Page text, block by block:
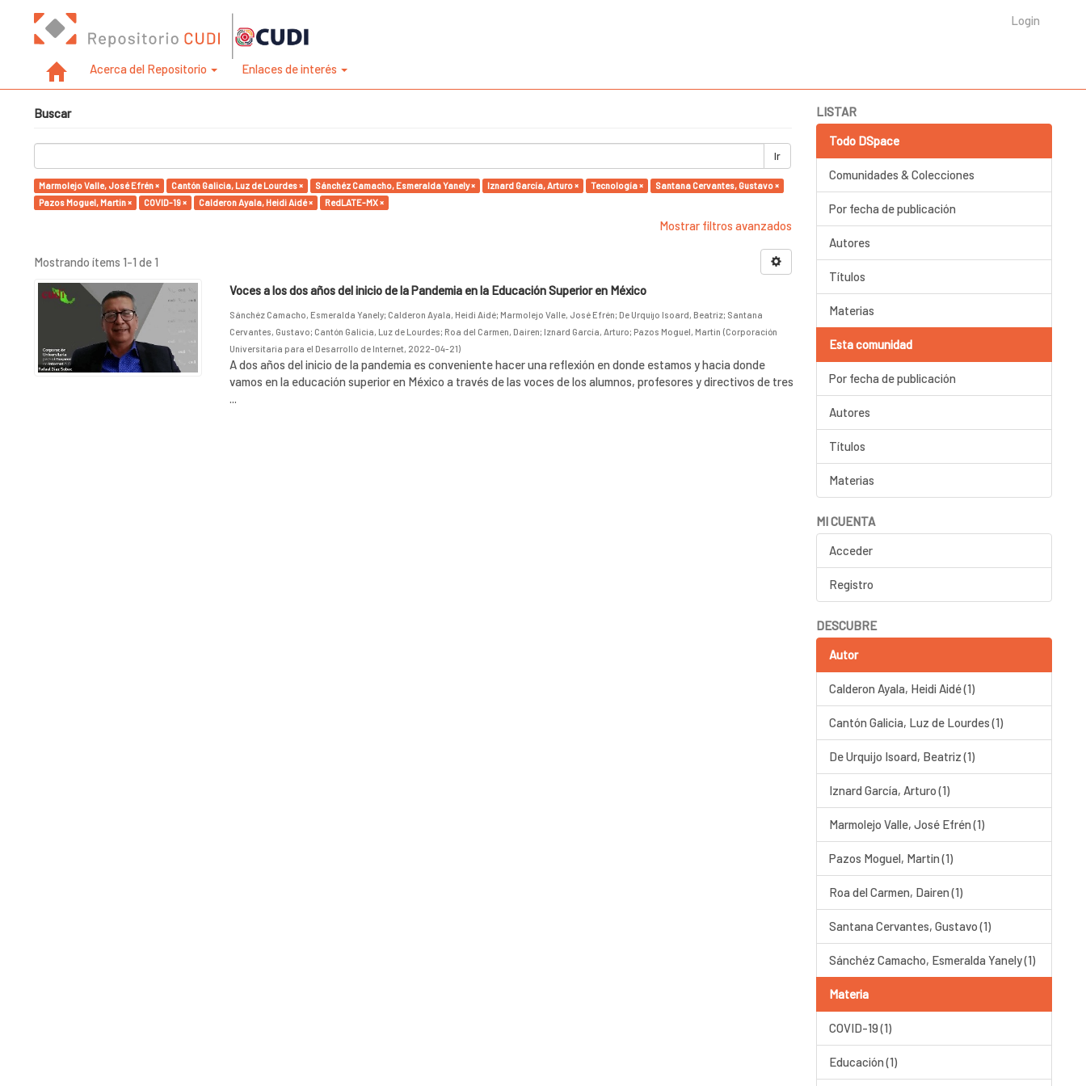
Login
Acerca del Repositorio Enlaces de interés
Buscar
Ir
Marmolejo Valle, José Efrén × Cantón Galicia, Luz de Lourdes × Sánchéz Camacho, Esmeralda Yanely × Iznard García, Arturo × Tecnología ×
Santana Cervantes, Gustavo ×
Pazos Moguel, Martin ×
COVID-19 × Calderon Ayala, Heidi Aidé × RedLATE-MX ×
Mostrar filtros avanzados
Mostrando ítems 1-1 de 1
Voces a los dos años del inicio de la Pandemia en la Educación Superior en México
Sánchéz Camacho, Esmeralda Yanely; Calderon Ayala, Heidi Aidé; Marmolejo Valle, José Efrén; De Urquijo Isoard, Beatriz; Santana
Cervantes, Gustavo; Cantón Galicia, Luz de Lourdes; Roa del Carmen, Dairen; Iznard García, Arturo; Pazos Moguel, Martin (Corporación
Universitaria para el Desarrollo de Internet, 2022-04-21)
A dos años del inicio de la pandemia es conveniente hacer una reflexión en donde estamos y hacia donde
vamos en la educación superior en México a través de las voces de los alumnos, profesores y directivos de tres
...
LISTAR
Todo DSpace
Comunidades & Colecciones
Por fecha de publicación
Autores
Títulos
Materias
Esta comunidad
Por fecha de publicación
Autores
Títulos
Materias
MI CUENTA
Acceder
Registro
DESCUBRE
Autor
Calderon Ayala, Heidi Aidé (1)
Cantón Galicia, Luz de Lourdes (1)
De Urquijo Isoard, Beatriz (1)
Iznard García, Arturo (1)
Marmolejo Valle, José Efrén (1)
Pazos Moguel, Martin (1)
Roa del Carmen, Dairen (1)
Santana Cervantes, Gustavo (1)
Sánchéz Camacho, Esmeralda Yanely (1)
Materia
COVID-19 (1)
Educación (1)